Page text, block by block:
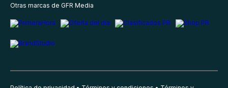
Otras marcas de GFR Media